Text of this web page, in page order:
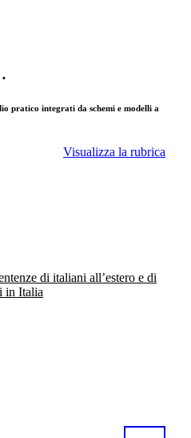
pratico integrati da schemi e modelli a
Visualizza la rubrica
di italiani all’estero e di
in Italia